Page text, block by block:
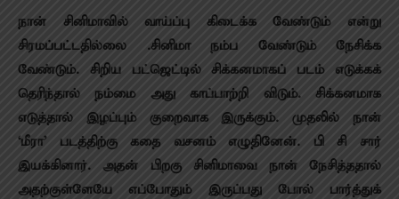
நான் சினிமாவில் வாய்ப்பு கிடைக்க வேண்டும் என்று
சிரமப்பட்டதில்லை .சினிமா நம்ப வேண்டும் நேசிக்க
வேண்டும். சிறிய பட்ஜெட்டில் சிக்கனமாகப் படம் எடுக்கக்
தெரிந்தால் நம்மை அது காப்பாற்றி விடும். சிக்கனமாக
எடுத்தால் இழப்பும் குறைவாக இருக்கும். முதலில் நான்
‘மீரா’ படத்திற்கு கதை வசனம் எழுதினேன். பி சி சார்
இயக்கினார். அதன் பிறகு சினிமாவை நான் நேசித்ததால்
அதற்குள்ளேயே எப்போதும் இருப்பது போல் பார்த்துக்